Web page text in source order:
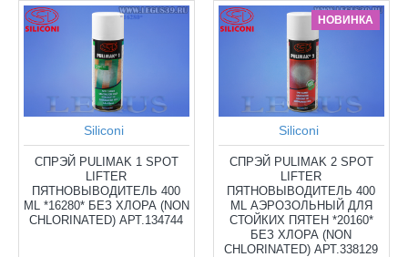
Siliconi
СПРЭЙ PULIMAK 1 SPOT
LIFTER
ПЯТНОВЫВОДИТЕЛЬ 400
ML *16280* БЕЗ ХЛОРА (NON
CHLORINATED) АРТ.134744
НОВИНКА
Siliconi
СПРЭЙ PULIMAK 2 SPOT
LIFTER
ПЯТНОВЫВОДИТЕЛЬ 400
ML АЭРОЗОЛЬНЫЙ ДЛЯ
СТОЙКИХ ПЯТЕН *20160*
БЕЗ ХЛОРА (NON
CHLORINATED) АРТ.338129